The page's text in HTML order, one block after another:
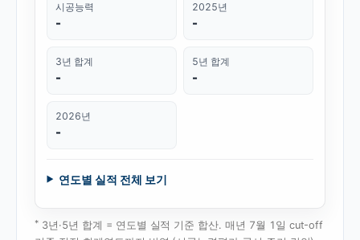
시공능력
-
2025년
-
3년 합계
-
5년 합계
-
2026년
-
연도별 실적 전체 보기
* 3년·5년 합계 = 연도별 실적 기준 합산. 매년 7월 1일 cut-off